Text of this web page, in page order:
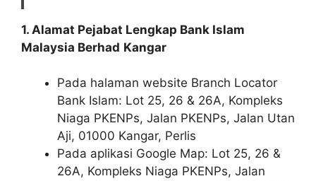
1. Alamat Pejabat Lengkap Bank Islam
Malaysia Berhad Kangar
Pada halaman website Branch Locator
Bank Islam: Lot 25, 26 & 26A, Kompleks
Niaga PKENPs, Jalan PKENPs, Jalan Utan
Aji, 01000 Kangar, Perlis
Pada aplikasi Google Map: Lot 25, 26 &
26A, Kompleks Niaga PKENPs, Jalan